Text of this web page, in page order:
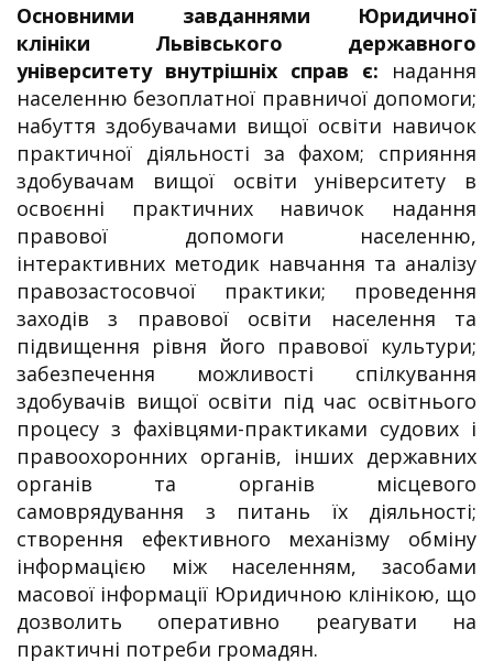
Основними завданнями Юридичної
клініки Львівського державного
університету внутрішніх справ є: надання
населенню безоплатної правничої допомоги;
набуття здобувачами вищої освіти навичок
практичної діяльності за фахом; сприяння
здобувачам вищої освіти університету в
освоєнні практичних навичок надання
правової допомоги населенню,
інтерактивних методик навчання та аналізу
правозастосовчої практики; проведення
заходів з правової освіти населення та
підвищення рівня його правової культури;
забезпечення можливості спілкування
здобувачів вищої освіти під час освітнього
процесу з фахівцями-практиками судових і
правоохоронних органів, інших державних
органів та органів місцевого
самоврядування з питань їх діяльності;
створення ефективного механізму обміну
інформацією між населенням, засобами
масової інформації Юридичною клінікою, що
дозволить оперативно реагувати на
практичні потреби громадян.